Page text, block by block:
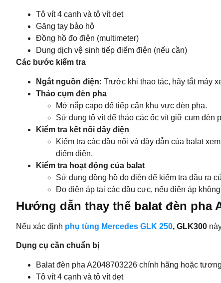
Tô vít 4 cạnh và tô vít dẹt
Găng tay bảo hộ
Đồng hồ đo điện (multimeter)
Dung dịch vệ sinh tiếp điểm điện (nếu cần)
Các bước kiểm tra
Ngắt nguồn điện: Trước khi thao tác, hãy tắt máy
Tháo cụm đèn pha
Mở nắp capo để tiếp cận khu vực đèn pha.
Sử dụng tô vít để tháo các ốc vít giữ cụm đèn
Kiểm tra kết nối dây điện
Kiểm tra các đầu nối và dây dẫn của balat
điểm điện.
Kiểm tra hoạt động của balat
Sử dụng đồng hồ đo điện để kiểm tra đầu ra
Đo điện áp tại các đầu cực, nếu điện áp
Hướng dẫn thay thế balat đèn pha
Nếu xác định phụ tùng Mercedes GLK 250, GLK300
Dụng cụ cần chuẩn bị
Balat đèn pha A2048703226 chính hãng hoặc
Tô vít 4 cạnh và tô vít dẹt